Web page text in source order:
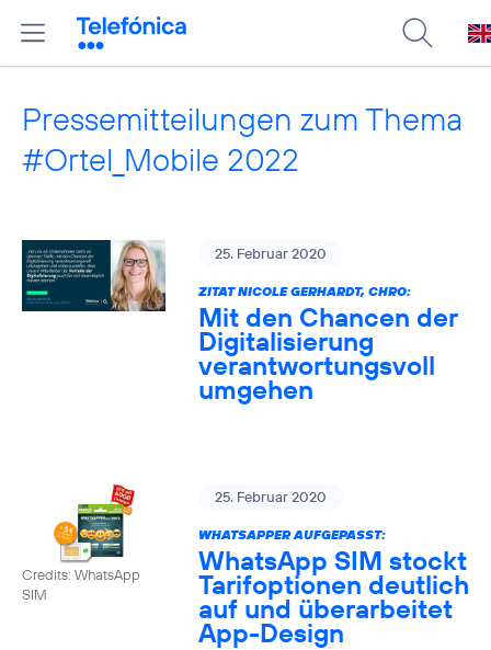
Pressemitteilungen zum Thema
#Ortel_Mobile 2022
25. Februar 2020
ZITAT NICOLE GERHARDT, CHRO:
Mit den Chancen der
Digitalisierung
verantwortungsvoll
umgehen
Credits: WhatsApp
SIM
25. Februar 2020
WHATSAPPER AUFGEPASST:
WhatsApp SIM stockt
Tarifoptionen deutlich
auf und überarbeitet
App-Design